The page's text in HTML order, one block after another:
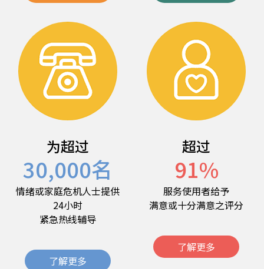
为超过
30,000名
情绪或家庭危机人士提供
24小时
紧急热线辅导
了解更多
超过
91%
服务使用者给予
满意或十分满意之评分
了解更多